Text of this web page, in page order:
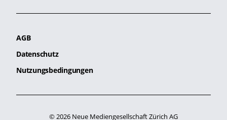
AGB
Datenschutz
Nutzungsbedingungen
© 2026 Neue Mediengesellschaft Zürich AG